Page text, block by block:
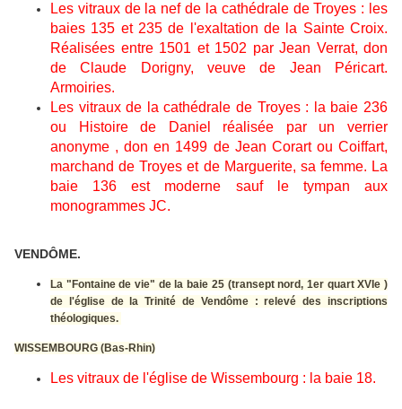
Les vitraux de la nef de la cathédrale de Troyes : les
baies 135 et 235 de l'exaltation de la Sainte Croix.
Réalisées entre 1501 et 1502 par Jean Verrat, don
de Claude Dorigny, veuve de Jean Péricart.
Armoiries.
Les vitraux de la cathédrale de Troyes : la baie 236
ou Histoire de Daniel réalisée par un verrier
anonyme , don en 1499 de Jean Corart ou Coiffart,
marchand de Troyes et de Marguerite, sa femme. La
baie 136 est moderne sauf le tympan aux
monogrammes JC.
VENDÔME.
La "Fontaine de vie" de la baie 25 (transept nord, 1er quart XVIe )
de l'église de la Trinité de Vendôme : relevé des inscriptions
théologiques.
WISSEMBOURG (Bas-Rhin)
Les vitraux de l'église de Wissembourg : la baie 18.